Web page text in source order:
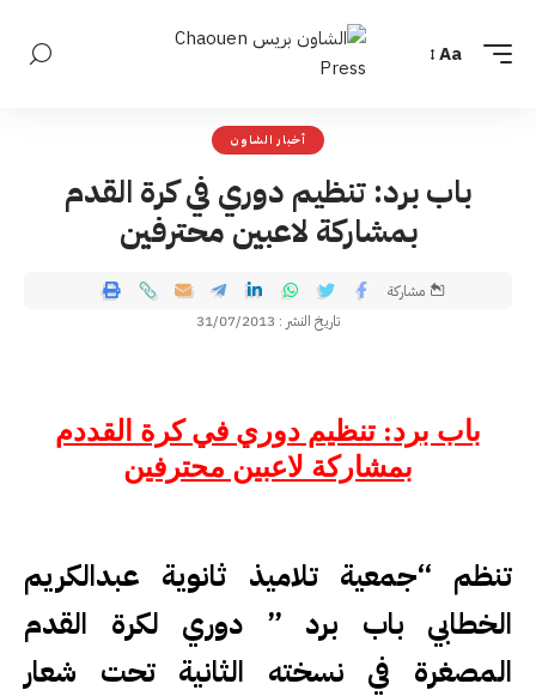
Aa
أخبار الشاون
باب برد: تنظيم دوري في كرة القدم
بمشاركة لاعبين محترفين
تاريخ النشر : 31/07/2013
مشاركة
باب برد: تنظيم دوري في كرة القددم
بمشاركة لاعبين محترفين
تنظم “جمعية تلاميذ ثانوية عبدالكريم
الخطابي باب برد ” دوري لكرة القدم
المصغرة في نسخته الثانية تحت شعار